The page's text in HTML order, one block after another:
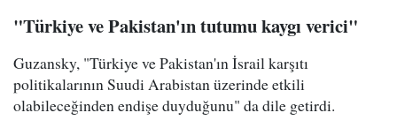
"Türkiye ve Pakistan'ın tutumu kaygı verici"
Guzansky, "Türkiye ve Pakistan'ın İsrail karşıtı
politikalarının Suudi Arabistan üzerinde etkili
olabileceğinden endişe duyduğunu" da dile getirdi.